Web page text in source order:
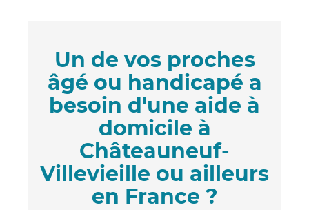
Un de vos proches
âgé ou handicapé a
besoin d'une aide à
domicile à
Châteauneuf-
Villevieille ou ailleurs
en France ?